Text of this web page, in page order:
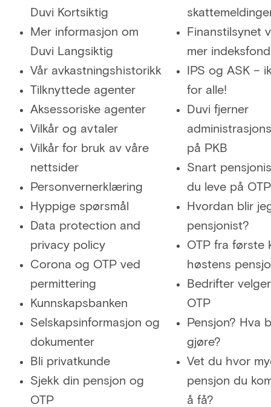
Duvi Kortsiktig
Mer informasjon om
Duvi Langsiktig
Vår avkastningshistorikk
Tilknyttede agenter
Aksessoriske agenter
Vilkår og avtaler
Vilkår for bruk av våre
nettsider
Personvernerklæring
Hyppige spørsmål
Data protection and
privacy policy
Corona og OTP ved
permittering
Kunnskapsbanken
Selskapsinformasjon og
dokumenter
Bli privatkunde
Sjekk din pensjon og
OTP
Finanstilsynet
mer indeksfond
IPS og ASK –
for alle!
Duvi fjerner
på PKB
Snart
du leve på
Hvordan blir
pensjonist?
OTP fra første
høstens
Bedrifter
OTP
Pensjon? Hva
gjøre?
Vet du hvor
pensjon du
å få?